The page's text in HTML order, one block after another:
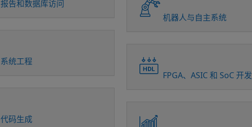
报告和数据库访问
系统工程
代码生成
机器人与自主系统
FPGA、ASIC 和 SoC 开发